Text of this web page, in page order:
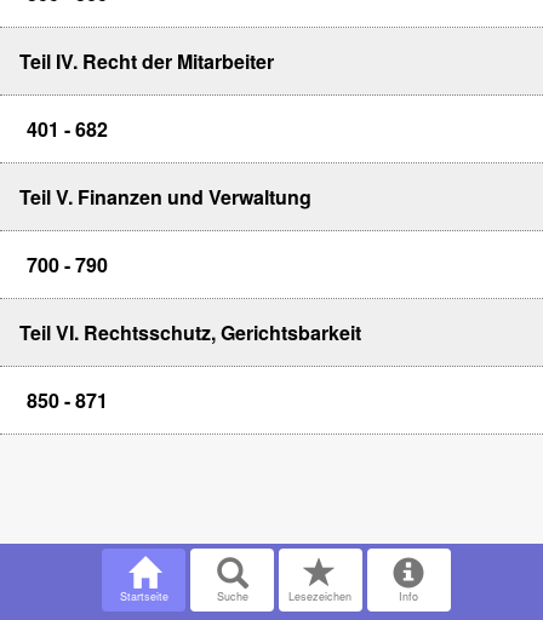
Teil IV. Recht der Mitarbeiter
401 - 682
Teil V. Finanzen und Verwaltung
700 - 790
Teil VI. Rechtsschutz, Gerichtsbarkeit
850 - 871
Startseite Suche Lesezeichen Info